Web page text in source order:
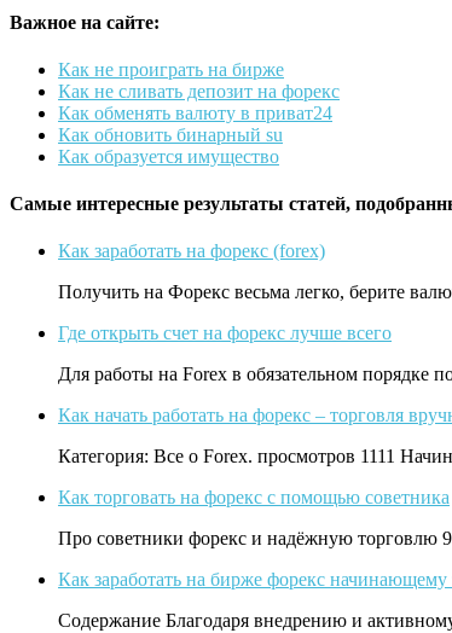
Важное на сайте:
Как не проиграть на бирже
Как не сливать депозит на форекс
Как обменять валюту в приват24
Как обновить бинарный su
Как образуется имущество
Самые интересные результаты статей,
Как заработать на форекс (forex)
Получить на Форекс весьма легко, берите
Где открыть счет на форекс лучше всего
Для работы на Forex в обязательном порядке
Как начать работать на форекс – торговля
Категория: Все о Forex. просмотров 1111
Как торговать на форекс с помощью советника
Про советники форекс и надёжную торговлю
Как заработать на бирже форекс начинающему
Содержание Благодаря внедрению и